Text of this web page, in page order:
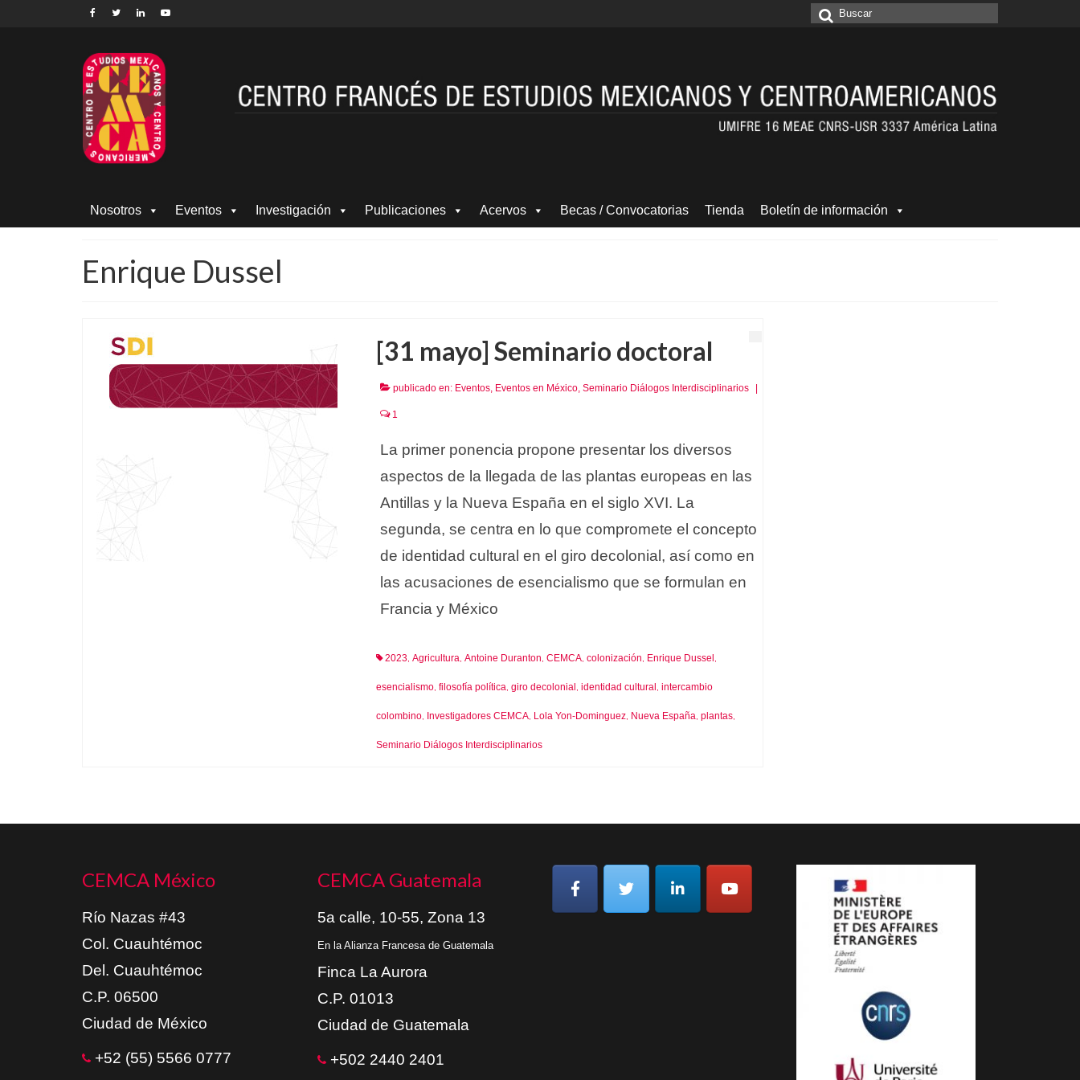
Buscar
Nosotros Eventos Investigación Publicaciones Acervos Becas / Convocatorias Tienda Boletín de información
Enrique Dussel
[31 mayo] Seminario doctoral
publicado en: Eventos, Eventos en México, Seminario Diálogos Interdisciplinarios |
1
La primer ponencia propone presentar los diversos
aspectos de la llegada de las plantas europeas en las
Antillas y la Nueva España en el siglo XVI. La
segunda, se centra en lo que compromete el concepto
de identidad cultural en el giro decolonial, así como en
las acusaciones de esencialismo que se formulan en
Francia y México
2023, Agricultura Antoine Duranton CEMCA, colonización Enrique Dussel
esencialismo, filosofía política giro decolonial identidad cultural intercambio
colombino, Investigadores CEMCA, Lola Yon-Dominguez, Nueva España plantas,
Seminario Diálogos Interdisciplinarios
CEMCA México
Río Nazas #43
Col. Cuauhtémoc
Del. Cuauhtémoc
C.P. 06500
Ciudad de México
+52 (55) 5566 0777
CEMCA Guatemala
5a calle, 10-55, Zona 13
En la Alianza Francesa de Guatemala
Finca La Aurora
C.P. 01013
Ciudad de Guatemala
+502 2440 2401